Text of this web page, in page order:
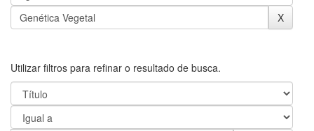
Utilizar filtros para refinar o resultado de busca.